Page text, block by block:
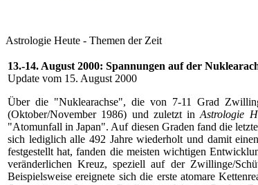
Astrologie Heute - Themen der Zeit
13.-14. August 2000: Spannungen auf der
Update vom 15. August 2000
Über die "Nuklearachse", die von 7-11 Grad
(Oktober/November 1986) und zuletzt inAstrologie
"Atomunfall in Japan". Auf diesen Graden fand die
sich lediglich alle 492 Jahre wiederholt und damit
festgestellt hat, fanden die meisten wichtigen
veränderlichen Kreuz, speziell auf der Zwillinge/
Beispielsweise ereignete sich die erste atomare